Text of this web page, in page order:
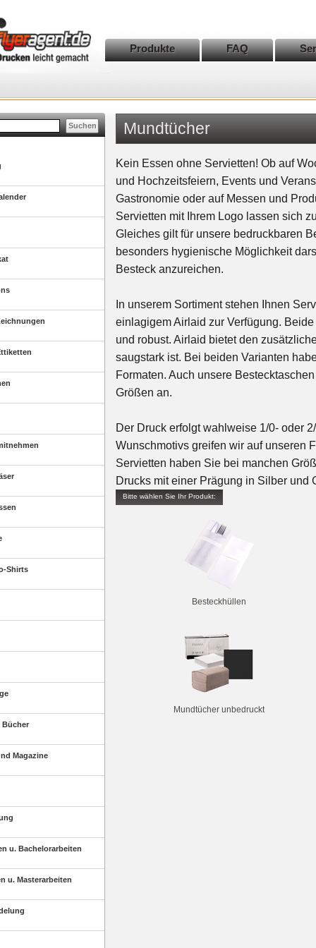
Produkte FAQ
Shirts
Bücher
Magazine
u. Bachelorarbeiten
u. Masterarbeiten
Mundtücher
Kein Essen ohne Servietten! Ob auf
und Hochzeitsfeiern, Events und
Gastronomie oder auf Messen und
Servietten mit Ihrem Logo lassen sich
Gleiches gilt für unsere bedruckbaren
besonders hygienische Möglichkeit
Besteck anzureichen.
In unserem Sortiment stehen Ihnen
einlagigem Airlaid zur Verfügung.
und robust. Airlaid bietet den
saugstark ist. Bei beiden Varianten
Formaten. Auch unsere
Größen an.
Der Druck erfolgt wahlweise 1/0- oder
Wunschmotivs greifen wir auf unseren
Servietten haben Sie bei manchen
Drucks mit einer Prägung in Silber und
Bitte wählen Sie Ihr Produkt:
Besteckhüllen
Mundtücher unbedruckt